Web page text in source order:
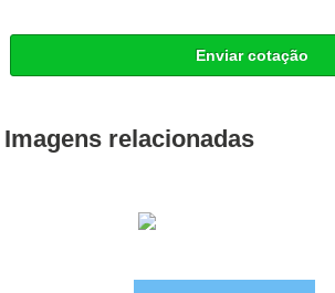
Enviar cotação
Imagens relacionadas